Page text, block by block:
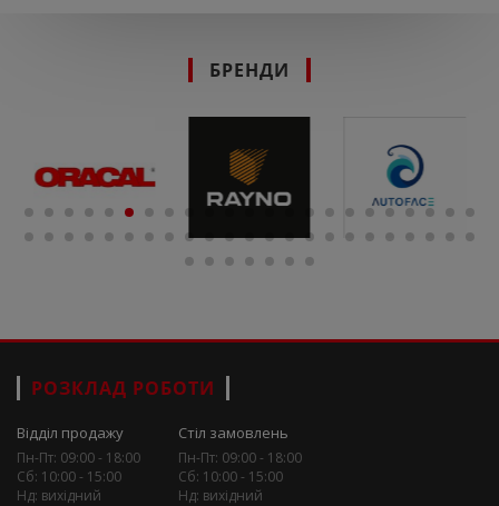
БРЕНДИ
РОЗКЛАД РОБОТИ
Відділ продажу
Пн-Пт: 09:00 - 18:00
Сб: 10:00 - 15:00
Нд: вихідний
Стіл замовлень
Пн-Пт: 09:00 - 18:00
Сб: 10:00 - 15:00
Нд: вихідний